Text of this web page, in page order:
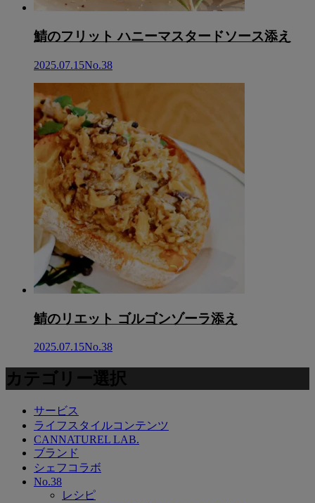
鯖のフリット ハニーマスタードソース添え
2025.07.15No.38
鯖のリエット ゴルゴンゾーラ添え
2025.07.15No.38
カテゴリー選択
サービス
ライフスタイルコンテンツ
CANNATUREL LAB.
ブランド
シェフコラボ
No.38
レシピ